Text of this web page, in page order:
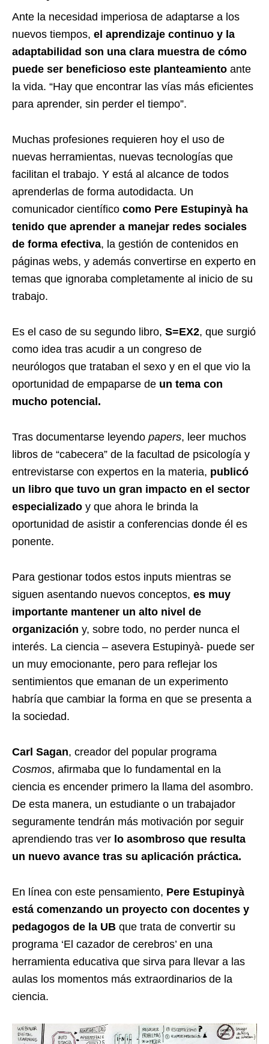
Ante la necesidad imperiosa de adaptarse a los
nuevos tiempos, el aprendizaje continuo y la
adaptabilidad son una clara muestra de cómo
puede ser beneficioso este planteamiento ante
la vida. “Hay que encontrar las vías más eficientes
para aprender, sin perder el tiempo”.
Muchas profesiones requieren hoy el uso de
nuevas herramientas, nuevas tecnologías que
facilitan el trabajo. Y está al alcance de todos
aprenderlas de forma autodidacta. Un
comunicador científico como Pere Estupinyà ha
tenido que aprender a manejar redes sociales
de forma efectiva, la gestión de contenidos en
páginas webs, y además convertirse en experto en
temas que ignoraba completamente al inicio de su
trabajo.
Es el caso de su segundo libro, S=EX2, que surgió
como idea tras acudir a un congreso de
neurólogos que trataban el sexo y en el que vio la
oportunidad de empaparse de un tema con
mucho potencial.
Tras documentarse leyendo papers, leer muchos
libros de “cabecera” de la facultad de psicología y
entrevistarse con expertos en la materia, publicó
un libro que tuvo un gran impacto en el sector
especializado y que ahora le brinda la
oportunidad de asistir a conferencias donde él es
ponente.
Para gestionar todos estos inputs mientras se
siguen asentando nuevos conceptos, es muy
importante mantener un alto nivel de
organización y, sobre todo, no perder nunca el
interés. La ciencia – asevera Estupinyà- puede ser
un muy emocionante, pero para reflejar los
sentimientos que emanan de un experimento
habría que cambiar la forma en que se presenta a
la sociedad.
Carl Sagan, creador del popular programa
Cosmos, afirmaba que lo fundamental en la
ciencia es encender primero la llama del asombro.
De esta manera, un estudiante o un trabajador
seguramente tendrán más motivación por seguir
aprendiendo tras ver lo asombroso que resulta
un nuevo avance tras su aplicación práctica.
En línea con este pensamiento, Pere Estupinyà
está comenzando un proyecto con docentes y
pedagogos de la UB que trata de convertir su
programa ‘El cazador de cerebros’ en una
herramienta educativa que sirva para llevar a las
aulas los momentos más extraordinarios de la
ciencia.